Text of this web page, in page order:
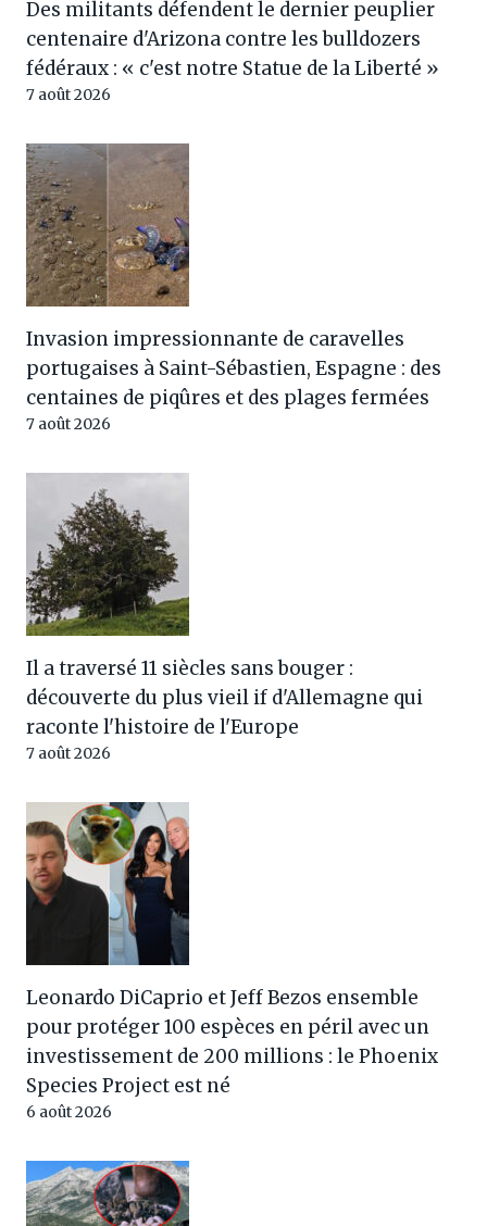
Des militants défendent le dernier peuplier
centenaire d'Arizona contre les bulldozers
fédéraux : « c'est notre Statue de la Liberté »
7 août 2026
Invasion impressionnante de caravelles
portugaises à Saint-Sébastien, Espagne : des
centaines de piqûres et des plages fermées
7 août 2026
Il a traversé 11 siècles sans bouger :
découverte du plus vieil if d'Allemagne qui
raconte l'histoire de l'Europe
7 août 2026
Leonardo DiCaprio et Jeff Bezos ensemble
pour protéger 100 espèces en péril avec un
investissement de 200 millions : le Phoenix
Species Project est né
6 août 2026